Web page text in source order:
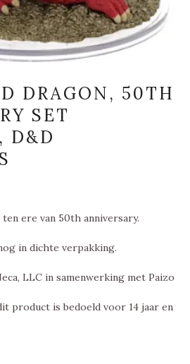
DRAGON, 50TH
SET
D&D
ere van 50th anniversary.
in dichte verpakking.
LLC in samenwerking met Paizo
product is bedoeld voor 14 jaar en